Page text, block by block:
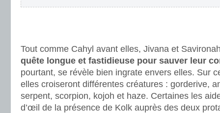
Tout comme Cahyl avant elles, Jivana et
quête longue et fastidieuse pour sauver leur
pourtant, se révèle bien ingrate envers elles. Sur
elles croiseront différentes créatures : gorderive,
serpent, scorpion, kojoh et haze. Certaines les
d’œil de la présence de Kolk auprès des deux